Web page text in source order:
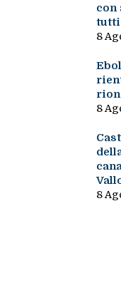
con
tutti
8
8
8